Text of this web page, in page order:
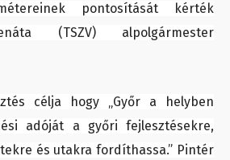
pontosítását kérték
(TSZV) alpolgármester
célja hogy „Győr a helyben
adóját a győri fejlesztésekre,
és utakra fordíthassa.” Pintér